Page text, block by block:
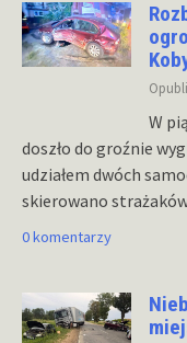
W
doszło do groźnie
udziałem dwóch
skierowano
0 komentarzy